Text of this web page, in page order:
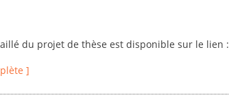
du projet de thèse est disponible sur le lien :
]